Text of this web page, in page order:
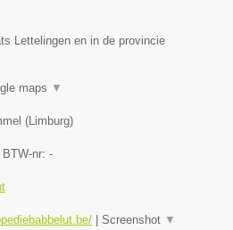
Lettelingen en in de provincie
maps ▼
(Limburg)
BTW-nr: -
Screenshot ▼